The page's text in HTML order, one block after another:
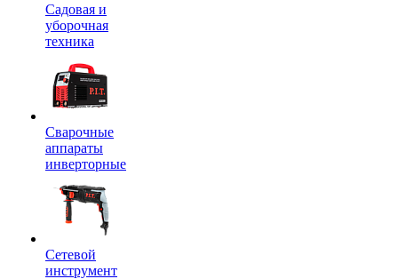
Садовая и
уборочная
техника
Сварочные
аппараты
инверторные
Сетевой
инструмент